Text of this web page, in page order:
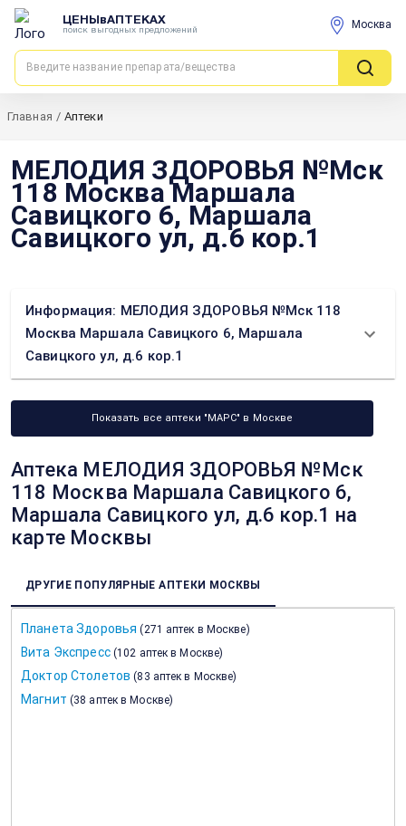
ЦЕНЫвАПТЕКАХ
поиск выгодных предложений Москва
Главная / Аптеки
МЕЛОДИЯ ЗДОРОВЬЯ №Мск
118 Москва Маршала
Савицкого 6, Маршала
Савицкого ул, д.6 кор.1
Информация: МЕЛОДИЯ ЗДОРОВЬЯ №Мск 118
Москва Маршала Савицкого 6, Маршала
Савицкого ул, д.6 кор.1
Показать все аптеки "МАРС" в Москве
Аптека МЕЛОДИЯ ЗДОРОВЬЯ №Мск
118 Москва Маршала Савицкого 6,
Маршала Савицкого ул, д.6 кор.1 на
карте Москвы
ДРУГИЕ ПОПУЛЯРНЫЕ АПТЕКИ МОСКВЫ
Планета Здоровья (271 аптек в Москве)
Вита Экспресс (102 аптек в Москве)
Доктор Столетов (83 аптек в Москве)
Магнит (38 аптек в Москве)